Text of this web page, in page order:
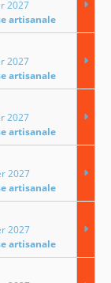
2027
artisanale
2027
artisanale
2027
artisanale
2027
artisanale
2027
artisanale